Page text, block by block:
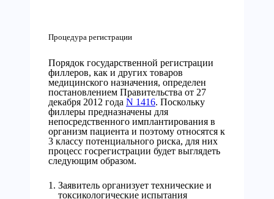
Процедура регистрации
Порядок государственной регистрации
филлеров, как и других товаров
медицинского назначения, определен
постановлением Правительства от 27
декабря 2012 года N 1416. Поскольку
филлеры предназначены для
непосредственного имплантирования в
организм пациента и поэтому относятся к
3 классу потенциального риска, для них
процесс госрегистрации будет выглядеть
следующим образом.
Заявитель организует технические и
токсикологические испытания